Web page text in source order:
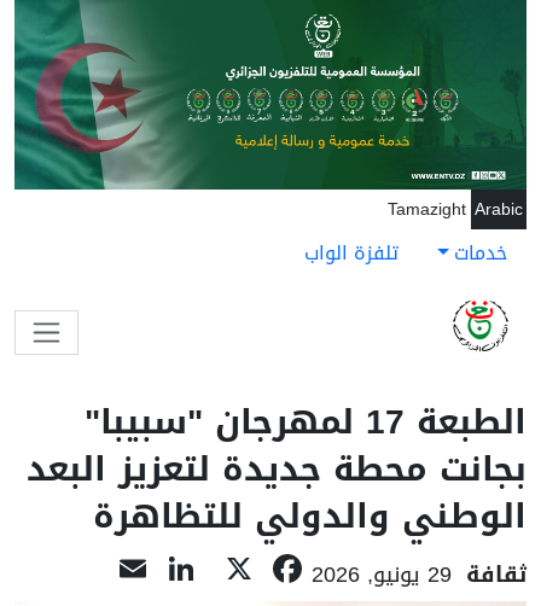
تجاوز إلى المحتوى الرئيسي
Arabic
Tamazight
خدمات تلفزة الواب
الطبعة 17 لمهرجان "سبيبا"
بجانت محطة جديدة لتعزيز البعد
الوطني والدولي للتظاهرة
ثقافة 29 يونيو, 2026 Facebook
LinkedIn